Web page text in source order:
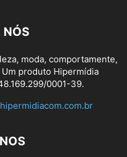
NÓS
moda, comportamente,
produto Hipermídia
0001-39.